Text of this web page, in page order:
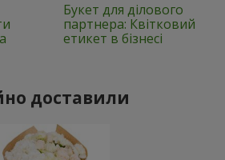
Букет для ділового
партнера: Квітковий
етикет в бізнесі
доставили